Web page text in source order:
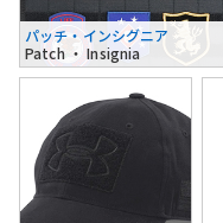
パッチ・インシグニア
Patch ・ Insignia